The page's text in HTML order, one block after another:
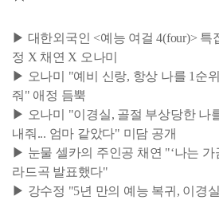
▶ 대한외국인 <예능 여걸 4(four)> 특
정 X 채연 X 오나미
▶ 오나미 "예비 신랑, 항상 나를 1순
줘" 애정 듬뿍
▶ 오나미 "이경실, 골절 부상당한 나
내줘... 엄마 같았다" 미담 공개
▶ 눈물 셀카의 주인공 채연 "‘나는 가
라드곡 발표했다"
▶ 강수정 "5년 만의 예능 복귀, 이경